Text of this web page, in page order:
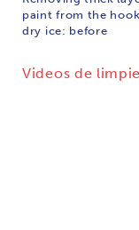
paint from the
dry ice: before
Videos de